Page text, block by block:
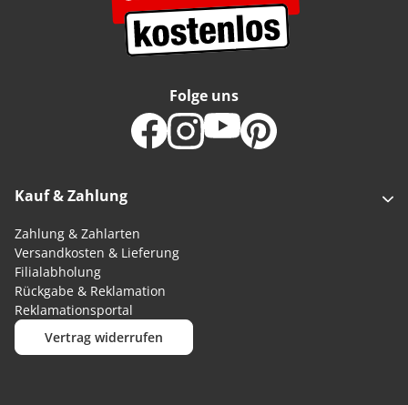
Kauf & Zahlung
Zahlung & Zahlarten
Versandkosten & Lieferung
Filialabholung
Rückgabe & Reklamation
Reklamationsportal
Vertrag widerrufen
Folge uns